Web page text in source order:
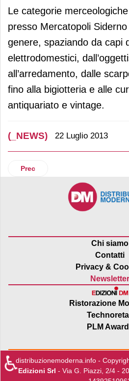
Le categorie
presso Mercatopoli
genere, spaziando da capi
elettrodomestici,
all’arredamento, dalle
fino alla bigiotteria e alle
antiquariato e vintage.
(_NEWS) 22 Luglio 2013
Articolo precedente: Gemeaz
Prec
Chi siamo
Contatti
Privacy &
Newsletter
Ristorazione
PLM
distribuzionemoderna.info -
Edizioni Srl - Via G. Piazzi, 2/4 -